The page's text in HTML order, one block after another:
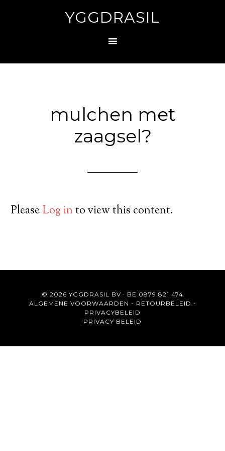
YGGDRASIL
mulchen met
zaagsel?
PleaseLog into view this content.
© 2026 YGGDRASIL BV · BE 0879.821.474
ALGEMENE VOORWAARDEN - RETOURBELEID -
PRIVACYBELEID
PRIVACY BELEID